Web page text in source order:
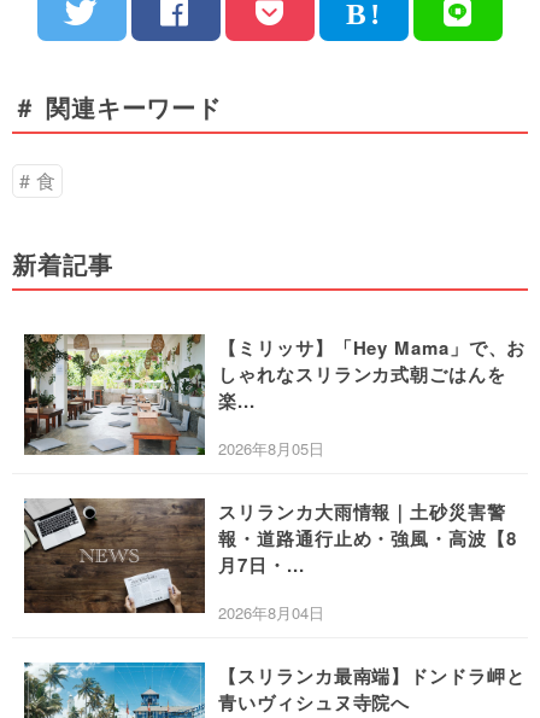
＃ 関連キーワード
食
新着記事
【ミリッサ】「Hey Mama」で、お
しゃれなスリランカ式朝ごはんを
楽...
2026年8月05日
スリランカ大雨情報｜土砂災害警
報・道路通行止め・強風・高波【8
月7日・...
2026年8月04日
【スリランカ最南端】ドンドラ岬と
青いヴィシュヌ寺院へ